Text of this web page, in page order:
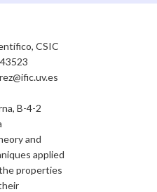
CSIC
B-4-2
and
applied
properties